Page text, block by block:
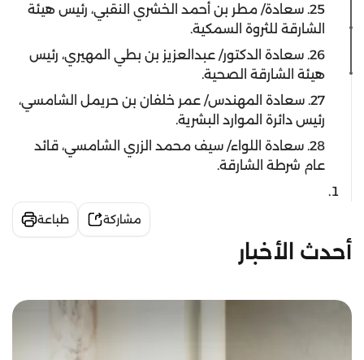
25. سعادة/ مطر بن أحمد الخشري النقبي، رئيس هيئة
الشارقة للثروة السمكية.
26. سعادة الدكتور/ عبدالعزيز بن بطي المهيري، رئيس
هيئة الشارقة الصحية.
27. سعادة المهندس/ عمر خلفان بن حريمل الشامسي،
رئيس دائرة الموارد البشرية.
28. سعادة اللواء/ سيف محمد الزري الشامسي، قائد
عام شرطة الشارقة.
مشاركة طباعة
أحدث الأخبار